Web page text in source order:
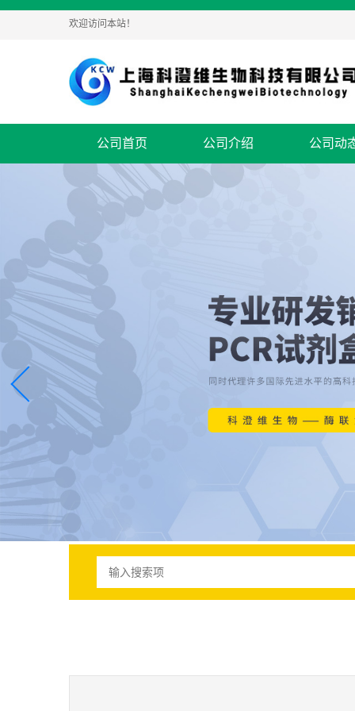
欢迎访问本站！
公司首页 公司介绍 公司动